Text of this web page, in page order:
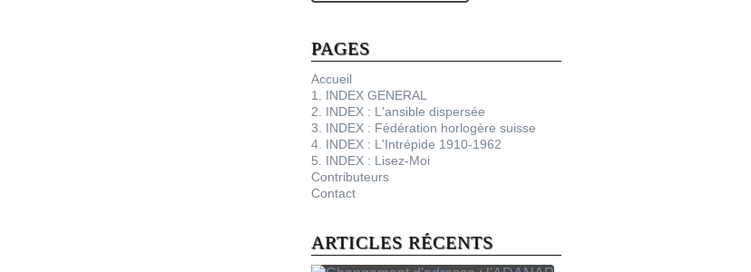
PAGES
Accueil
1. INDEX GENERAL
2. INDEX : L'ansible dispersée
3. INDEX : Fédération horlogère suisse
4. INDEX : L'Intrépide 1910-1962
5. INDEX : Lisez-Moi
Contributeurs
Contact
ARTICLES RÉCENTS